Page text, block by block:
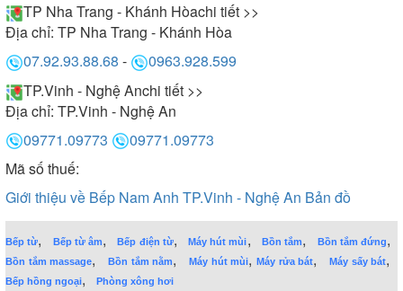
TP Nha Trang - Khánh Hòachi tiết >>
Địa chỉ: TP Nha Trang - Khánh Hòa
07.92.93.88.68 -
0963.928.599
TP.Vinh - Nghệ Anchi tiết >>
Địa chỉ: TP.Vinh - Nghệ An
09771.09773
09771.09773
Mã số thuế:
Giới thiệu về Bếp Nam Anh TP.Vinh - Nghệ An Bản đồ
Bếp từ, Bếp từ âm,Bếp điện từ,Máy hút mùi, Bồn tắm, Bồn tắm đứng,
Bồn tắm massage,Bồn tắm nằm,Máy hút mùi,Máy rửa bát,Máy sấy bát,
Bếp hồng ngoại, Phòng xông hơi